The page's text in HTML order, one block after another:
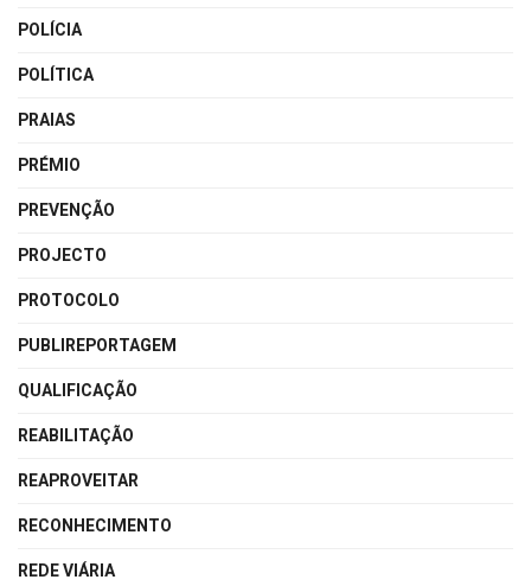
POLÍCIA
POLÍTICA
PRAIAS
PRÉMIO
PREVENÇÃO
PROJECTO
PROTOCOLO
PUBLIREPORTAGEM
QUALIFICAÇÃO
REABILITAÇÃO
REAPROVEITAR
RECONHECIMENTO
REDE VIÁRIA